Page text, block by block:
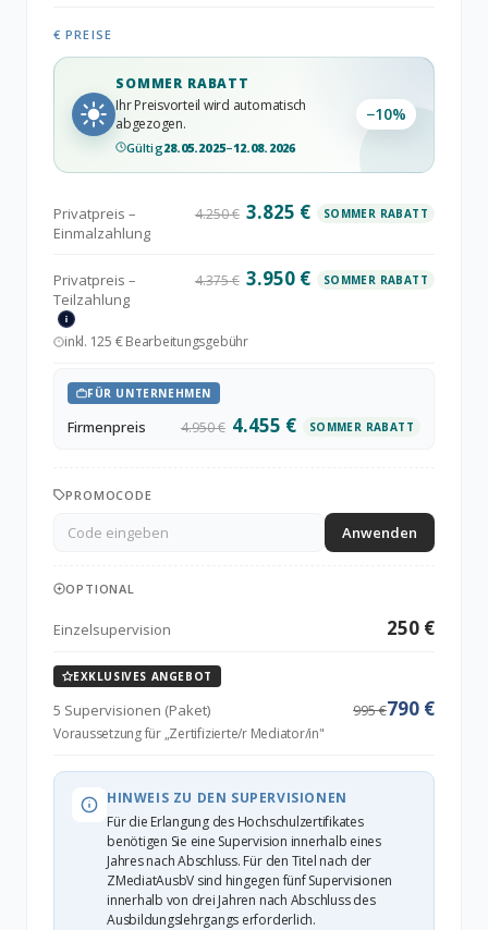
€ PREISE
SOMMER RABATT
Ihr Preisvorteil wird automatisch
abgezogen.
Gültig28.05.2025–12.08.2026
−10%
Privatpreis –
Einmalzahlung
4.250 € 3.825 € SOMMER RABATT
Privatpreis –
Teilzahlung
4.375 € 3.950 € SOMMER RABATT
inkl. 125 € Bearbeitungsgebühr
FÜR UNTERNEHMEN
Firmenpreis 4.950 € 4.455 € SOMMER RABATT
PROMOCODE
Anwenden
OPTIONAL
Einzelsupervision 250 €
EXKLUSIVES ANGEBOT
5 Supervisionen (Paket) 995 €790 €
Voraussetzung für „Zertifizierte/r Mediator/in"
HINWEIS ZU DEN SUPERVISIONEN
Für die Erlangung des Hochschulzertifikates
benötigen Sie eine Supervision innerhalb eines
Jahres nach Abschluss. Für den Titel nach der
ZMediatAusbV sind hingegen fünf Supervisionen
innerhalb von drei Jahren nach Abschluss des
Ausbildungslehrgangs erforderlich.